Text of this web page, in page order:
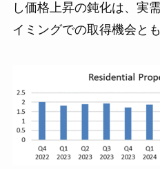
し価格上昇の鈍化は、実
イミングでの取得機会と